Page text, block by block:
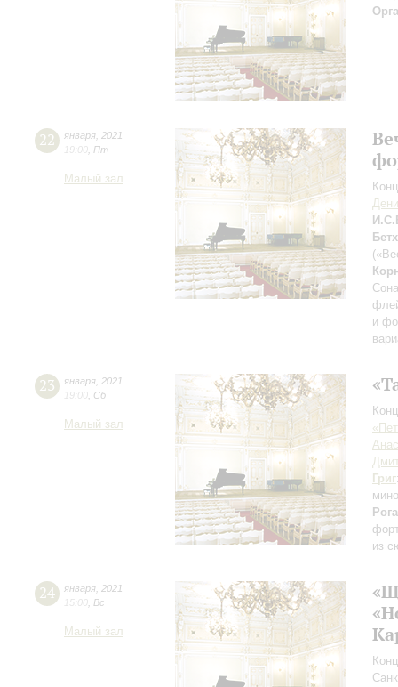
22 января 2021
19:00 Пт
Малый зал
и
23 января 2021
19:00 Сб
Малый зал
Григ
из
24 января 2021
15:00 Вс
Малый зал